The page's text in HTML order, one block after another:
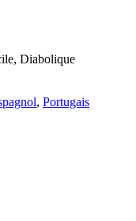
Diabolique
, Portugais